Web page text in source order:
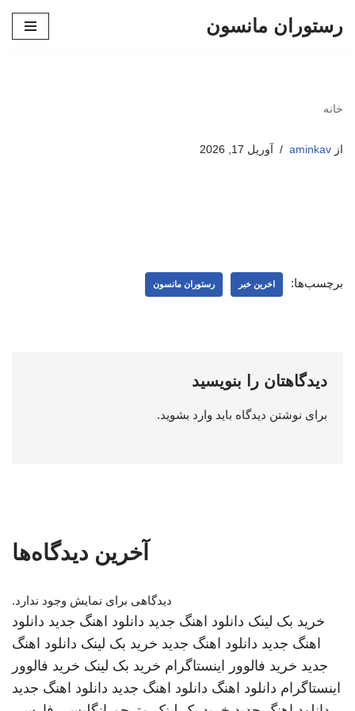
رستوران مانسون
خانه
از aminkav آوریل 17, 2026
برچسب‌ها: اخرین خبر رستوران مانسون
دیدگاهتان را بنویسید
برای نوشتن دیدگاه باید وارد بشوید.
آخرین دیدگاه‌ها
دیدگاهی برای نمایش وجود ندارد.
خرید بک لینک دانلود اهنگ جدید دانلود اهنگ جدید دانلود
اهنگ جدید دانلود اهنگ جدید خرید بک لینک دانلود اهنگ
جدید خرید فالوور اینستاگرام خرید بک لینک خرید فالوور
اینستاگرام دانلود اهنگ دانلود اهنگ جدید دانلود اهنگ جدید